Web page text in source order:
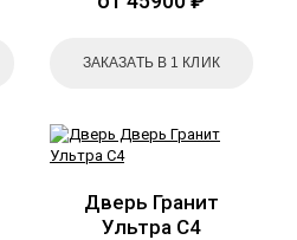
ЗАКАЗАТЬ В 1 КЛИК
Дверь Гранит
Ультра С4